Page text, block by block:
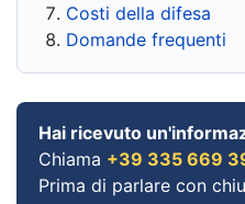
Costi della difesa
Domande frequenti
Hai ricevuto
Chiama +39 335 669
Prima di parlare con